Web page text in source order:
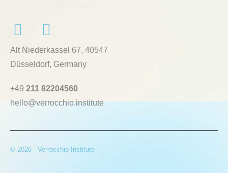
Alt Niederkassel 67, 40547
Düsseldorf, Germany
+49 211 82204560
hello@verrocchio.institute
© 2026 - Verrocchio Institute